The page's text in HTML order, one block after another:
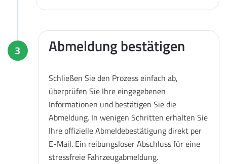
3 Abmeldung bestätigen
Schließen Sie den Prozess einfach ab,
überprüfen Sie Ihre eingegebenen
Informationen und bestätigen Sie die
Abmeldung. In wenigen Schritten erhalten Sie
Ihre offizielle Abmeldebestätigung direkt per
E-Mail. Ein reibungsloser Abschluss für eine
stressfreie Fahrzeugabmeldung.